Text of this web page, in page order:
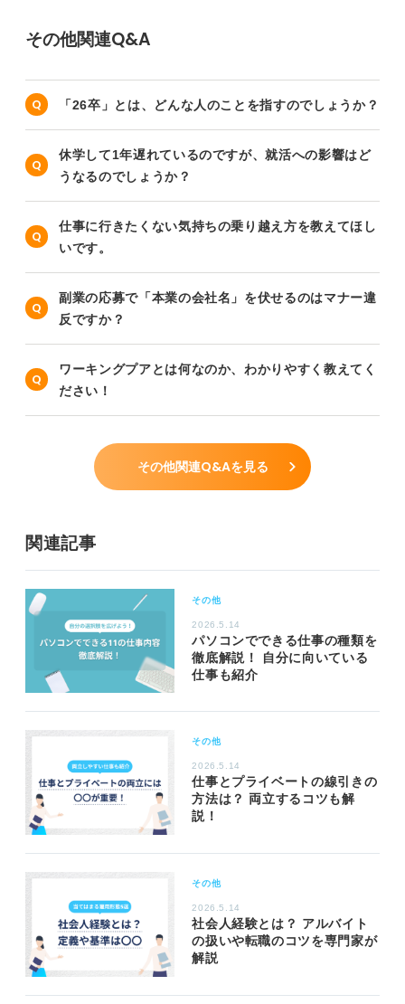
その他関連Q&A
「26卒」とは、どんな人のことを指すのでしょうか？
休学して1年遅れているのですが、就活への影響はど
うなるのでしょうか？
仕事に行きたくない気持ちの乗り越え方を教えてほし
いです。
副業の応募で「本業の会社名」を伏せるのはマナー違
反ですか？
ワーキングプアとは何なのか、わかりやすく教えてく
ださい！
その他関連Q&Aを見る
関連記事
その他
2026.5.14
パソコンでできる仕事の種類を
徹底解説！ 自分に向いている
仕事も紹介
その他
2026.5.14
仕事とプライベートの線引きの
方法は？ 両立するコツも解
説！
その他
2026.5.14
社会人経験とは？ アルバイト
の扱いや転職のコツを専門家が
解説